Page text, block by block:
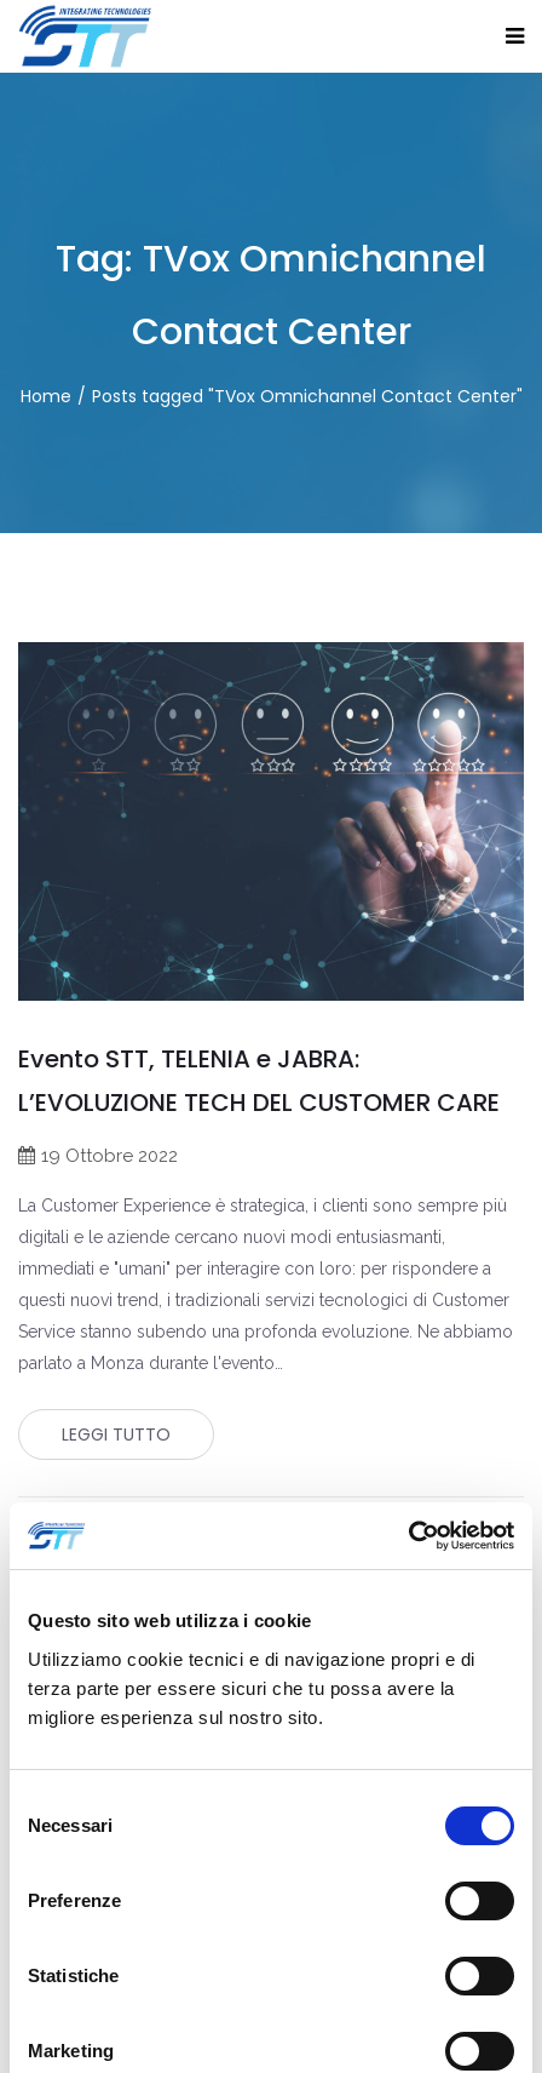
Questo sito web utilizza i cookie
Utilizziamo cookie tecnici e di navigazione propri e di
terza parte per essere sicuri che tu possa avere la
migliore esperienza sul nostro sito.
delNecessari
Preferenze
Statistiche
Marketing
Tag: TVox Omnichannel
Contact Center
Home Posts tagged "TVox Omnichannel Contact Center"
Evento STT, TELENIA e JABRA:
L’EVOLUZIONE TECH DEL CUSTOMER CARE
19 Ottobre 2022
La Customer Experience è strategica, i clienti sono sempre più
digitali e le aziende cercano nuovi modi entusiasmanti,
immediati e "umani" per interagire con loro: per rispondere a
questi nuovi trend, i tradizionali servizi tecnologici di Customer
Service stanno subendo una profonda evoluzione. Ne abbiamo
parlato a Monza durante l'evento…
LEGGI TUTTO
TELENIA SOFTWARE PREMIA STT COME